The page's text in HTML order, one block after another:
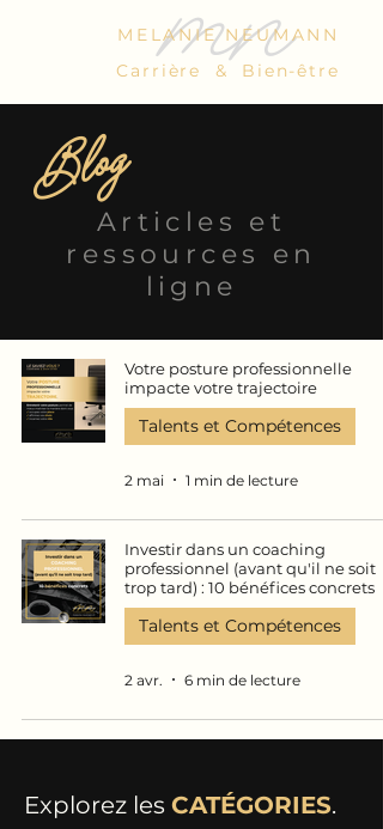
MELANIE NEUMANN
Carrière & Bien-être
Blog
Articles et
ressources en
ligne
Votre posture professionnelle
impacte votre trajectoire
Talents et Compétences
2 mai 1 min de lecture
Investir dans un coaching
professionnel (avant qu'il ne soit
trop tard) : 10 bénéfices concrets
Talents et Compétences
2 avr. 6 min de lecture
Explorez les CATÉGORIES.